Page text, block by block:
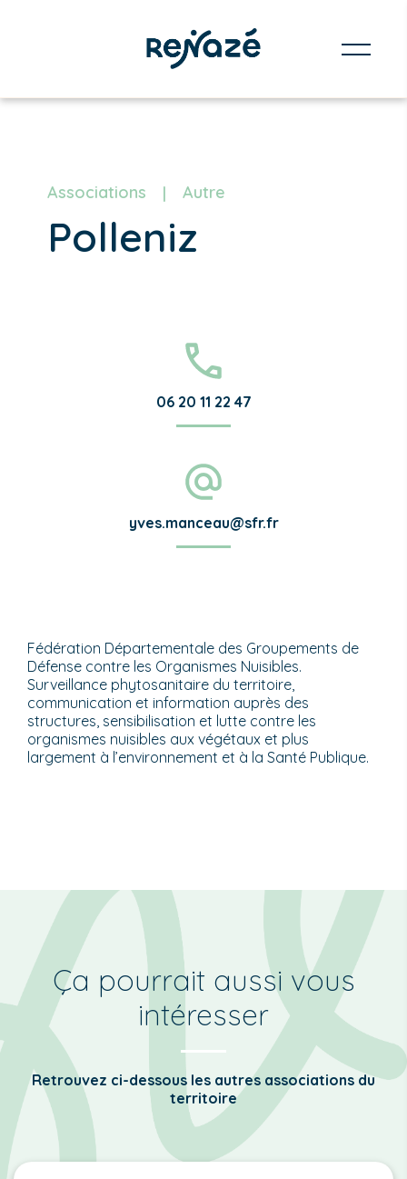
Associations Autre
Polleniz
06 20 11 22 47
yves.manceau@sfr.fr
Fédération Départementale des Groupements de
Défense contre les Organismes Nuisibles.
Surveillance phytosanitaire du territoire,
communication et information auprès des
structures, sensibilisation et lutte contre les
organismes nuisibles aux végétaux et plus
largement à l’environnement et à la Santé Publique.
Ça pourrait aussi vous
intéresser
Retrouvez ci-dessous les autres associations du
territoire